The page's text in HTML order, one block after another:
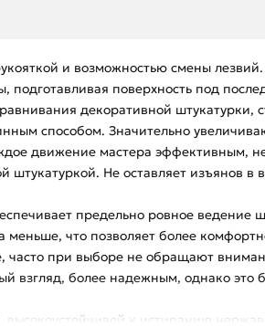
и возможностью смены
подготавливая поверхность под
декоративной штукатурки,
способом. Значительно
движение мастера эффективным,
Не оставляет изъянов
предельно ровное ведение
что позволяет более
часто при выборе не обращают
взгляд, более надежным, однако
к истиранию